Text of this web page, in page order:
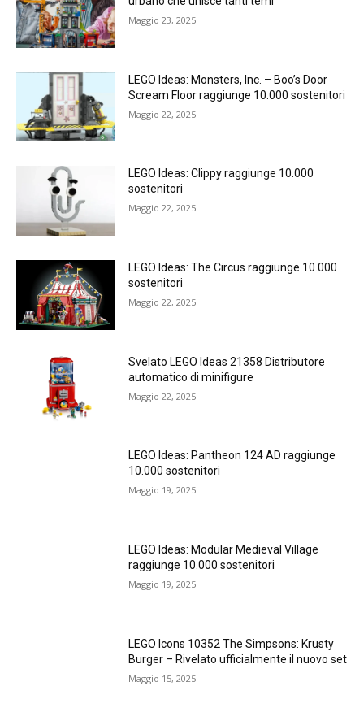
Maggio 23, 2025
LEGO Ideas: Monsters, Inc. – Boo’s Door
Scream Floor raggiunge 10.000 sostenitori
Maggio 22, 2025
LEGO Ideas: Clippy raggiunge 10.000
sostenitori
Maggio 22, 2025
LEGO Ideas: The Circus raggiunge 10.000
sostenitori
Maggio 22, 2025
Svelato LEGO Ideas 21358 Distributore
automatico di minifigure
Maggio 22, 2025
LEGO Ideas: Pantheon 124 AD raggiunge
10.000 sostenitori
Maggio 19, 2025
LEGO Ideas: Modular Medieval Village
raggiunge 10.000 sostenitori
Maggio 19, 2025
LEGO Icons 10352 The Simpsons: Krusty
Burger – Rivelato ufficialmente il nuovo set
Maggio 15, 2025